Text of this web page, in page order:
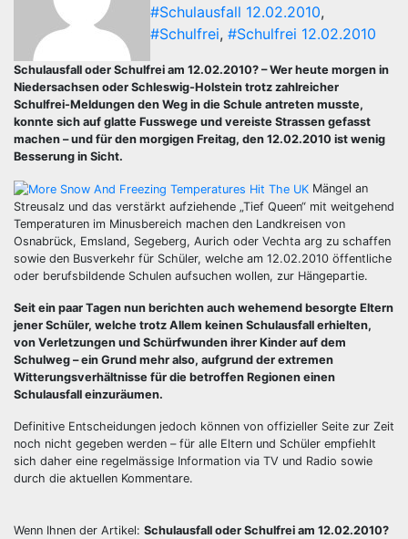
#Schulausfall 12.02.2010,
#Schulfrei, #Schulfrei 12.02.2010
Schulausfall oder Schulfrei am 12.02.2010? – Wer heute morgen in
Niedersachsen oder Schleswig-Holstein trotz zahlreicher
Schulfrei-Meldungen den Weg in die Schule antreten musste,
konnte sich auf glatte Fusswege und vereiste Strassen gefasst
machen – und für den morgigen Freitag, den 12.02.2010 ist wenig
Besserung in Sicht.
Mängel an
Streusalz und das verstärkt aufziehende „Tief Queen“ mit weitgehend
Temperaturen im Minusbereich machen den Landkreisen von
Osnabrück, Emsland, Segeberg, Aurich oder Vechta arg zu schaffen
sowie den Busverkehr für Schüler, welche am 12.02.2010 öffentliche
oder berufsbildende Schulen aufsuchen wollen, zur Hängepartie.
Seit ein paar Tagen nun berichten auch wehemend besorgte Eltern
jener Schüler, welche trotz Allem keinen Schulausfall erhielten,
von Verletzungen und Schürfwunden ihrer Kinder auf dem
Schulweg – ein Grund mehr also, aufgrund der extremen
Witterungsverhältnisse für die betroffen Regionen einen
Schulausfall einzuräumen.
Definitive Entscheidungen jedoch können von offizieller Seite zur Zeit
noch nicht gegeben werden – für alle Eltern und Schüler empfiehlt
sich daher eine regelmässige Information via TV und Radio sowie
durch die aktuellen Kommentare.
Wenn Ihnen der Artikel: Schulausfall oder Schulfrei am 12.02.2010?